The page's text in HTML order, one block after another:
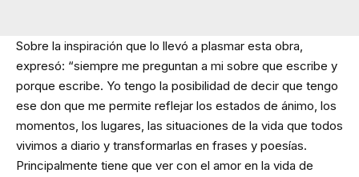
Sobre la inspiración que lo llevó a plasmar esta obra,
expresó: “siempre me preguntan a mi sobre que escribe y
porque escribe. Yo tengo la posibilidad de decir que tengo
ese don que me permite reflejar los estados de ánimo, los
momentos, los lugares, las situaciones de la vida que todos
vivimos a diario y transformarlas en frases y poesías.
Principalmente tiene que ver con el amor en la vida de